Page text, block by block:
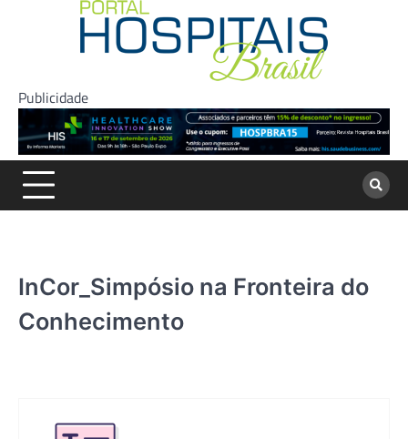
Publicidade
InCor_Simpósio na Fronteira do
Conhecimento